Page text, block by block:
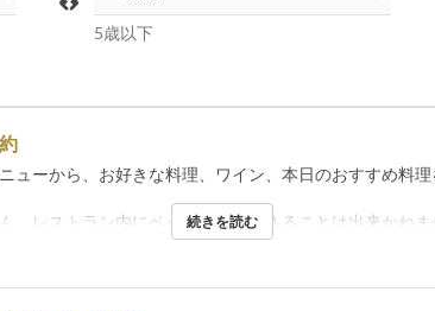
5歳以下
ューから、お好きな料理、ワイン、本日のおすすめ料理
、レストラン内にペットを連れて入ることは出来かねま
続きを読む